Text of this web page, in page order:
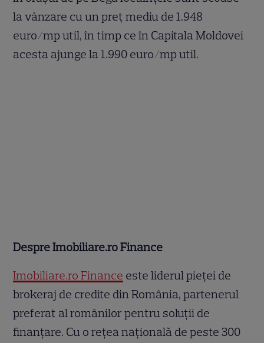
la vânzare cu un preț mediu de 1.948
euro/mp util, în timp ce în Capitala Moldovei
acesta ajunge la 1.990 euro/mp util.
Despre Imobiliare.ro Finance
Imobiliare.ro Finance este liderul pieței de
brokeraj de credite din România, partenerul
preferat al românilor pentru soluții de
finanțare. Cu o rețea națională de peste 300